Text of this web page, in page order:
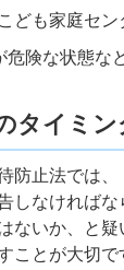
ども家庭セ
危険な状態な
タイミン
防止法では
しなければな
ないか、と
ことが大切で